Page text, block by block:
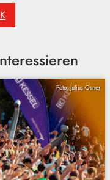
Foto: Julius Osner